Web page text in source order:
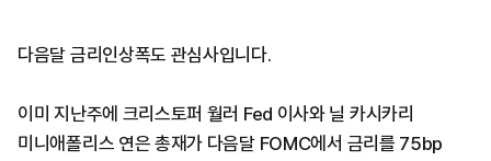
다음달 금리인상폭도 관심사입니다.
이미 지난주에 크리스토퍼 월러 Fed 이사와 닐 카시카리
미니애폴리스 연은 총재가 다음달 FOMC에서 금리를 75bp